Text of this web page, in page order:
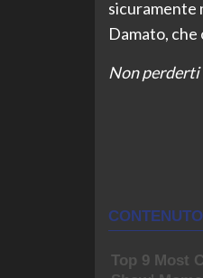
sicuramente
Damato,
Non